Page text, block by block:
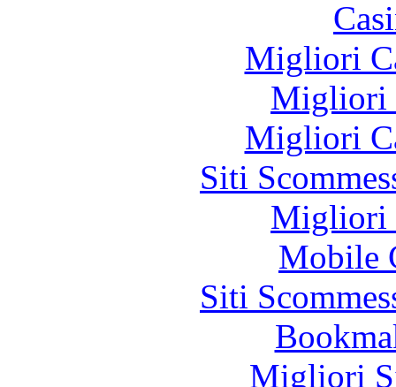
Migliori
Migliori
Migliori
Siti
Migliori
Mobile
Siti
Migliori